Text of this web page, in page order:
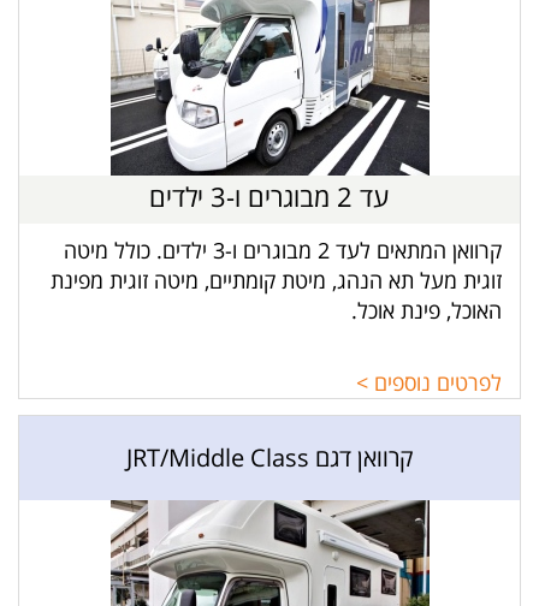
עד 2 מבוגרים ו-3 ילדים
קרוואן המתאים לעד 2 מבוגרים ו-3 ילדים. כולל מיטה
זוגית מעל תא הנהג, מיטת קומתיים, מיטה זוגית מפינת
האוכל, פינת אוכל.
לפרטים נוספים >
קרוואן דגם JRT/Middle Class